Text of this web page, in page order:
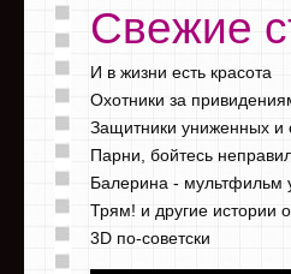
Свежие
И в жизни есть красота
Охотники за
Защитники униженных и
Парни, бойтесь
Балерина - мультфильм
Трям! и другие истории
3D по-советски